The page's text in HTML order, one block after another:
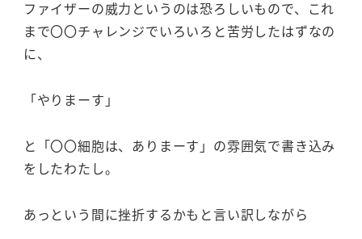
ファイザーの威力というのは恐ろしいもので、これ
まで〇〇チャレンジでいろいろと苦労したはずなの
に、
「やりまーす」
と「〇〇細胞は、ありまーす」の雰囲気で書き込み
をしたわたし。
あっという間に挫折するかもと言い訳しながら